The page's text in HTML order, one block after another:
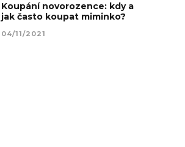
Koupání novorozence: kdy a
jak často koupat miminko?
04/11/2021